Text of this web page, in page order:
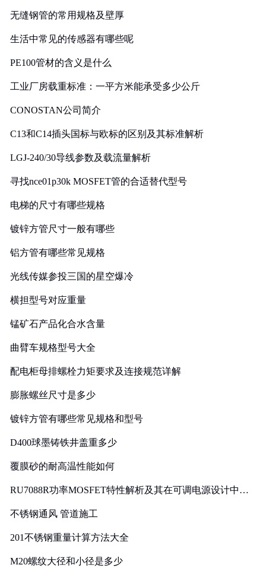
无缝钢管的常用规格及壁厚
生活中常见的传感器有哪些呢
PE100管材的含义是什么
工业厂房载重标准：一平方米能承受多少公斤
CONOSTAN公司简介
C13和C14插头国标与欧标的区别及其标准解析
LGJ-240/30导线参数及载流量解析
寻找nce01p30k MOSFET管的合适替代型号
电梯的尺寸有哪些规格
镀锌方管尺寸一般有哪些
铝方管有哪些常见规格
光线传媒参投三国的星空爆冷
横担型号对应重量
锰矿石产品化合水含量
曲臂车规格型号大全
配电柜母排螺栓力矩要求及连接规范详解
膨胀螺丝尺寸是多少
镀锌方管有哪些常见规格和型号
D400球墨铸铁井盖重多少
覆膜砂的耐高温性能如何
RU7088R功率MOSFET特性解析及其在可调电源设计中的
不锈钢通风 管道施工
201不锈钢重量计算方法大全
M20螺纹大径和小径是多少